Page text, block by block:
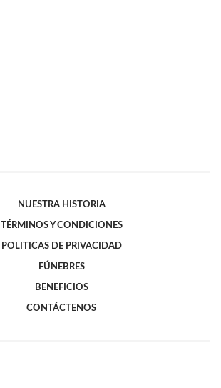
NUESTRA HISTORIA
TÉRMINOS Y CONDICIONES
POLITICAS DE PRIVACIDAD
FÚNEBRES
BENEFICIOS
CONTÁCTENOS